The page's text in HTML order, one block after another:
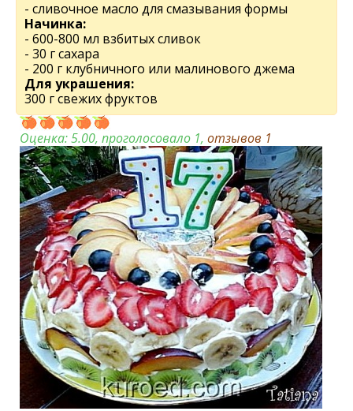
- сливочное масло для смазывания формы
Начинка:
- 600-800 мл взбитых сливок
- 30 г сахара
- 200 г клубничного или малинового джема
Для украшения:
300 г свежих фруктов
Оценка:5.00, проголосовало 1, отзывов 1